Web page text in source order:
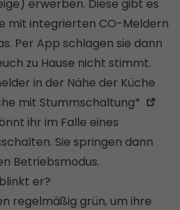
erwerben. Diese gibt es
mit integrierten CO-Meldern
Per App schlagen sie dann
zu Hause nicht stimmt.
in der Nähe der Küche
mit Stummschaltung*
ihr im Falle eines
Sie springen dann
Betriebsmodus.
er?
regelmäßig grün, um ihre